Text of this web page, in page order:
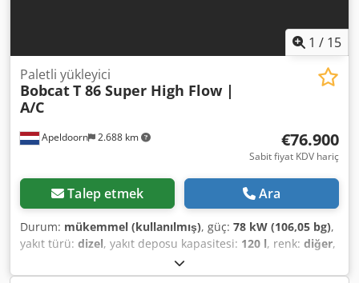
1 / 15
Apeldoorn 2.688 km
Paletli yükleyici
BobcatT 86 Super High Flow |
A/C
€76.900
Sabit fiyat KDV hariç
Talep etmek Ara
Durum: mükemmel (kullanılmış), güç: 78 kW (106,05 bg),
yakıt türü: dizel, yakıt deposu kapasitesi: 120 l, renk: diğer,
3.350 mm, Üretim yılı:
saatleri:1.168 h, Donanım:klima, Silindir sayısı: 4 Azami